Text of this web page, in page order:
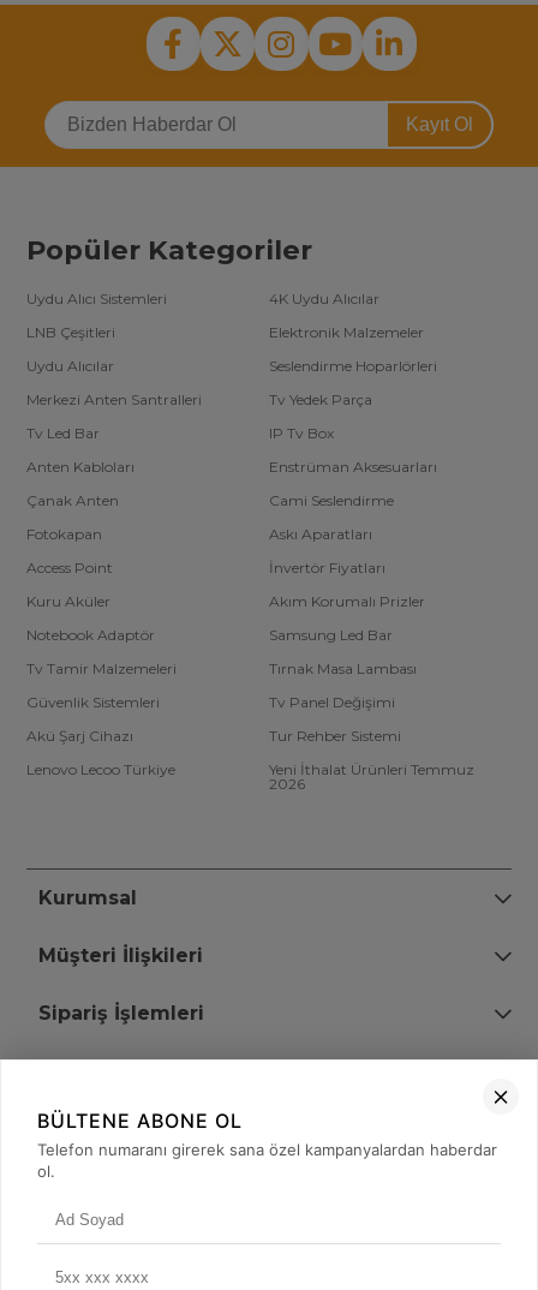
Kayıt Ol
Popüler Kategoriler
Uydu Alıcı Sistemleri
4K Uydu Alıcılar
LNB Çeşitleri
Elektronik Malzemeler
Uydu Alıcılar
Seslendirme Hoparlörleri
Merkezi Anten Santralleri
Tv Yedek Parça
Tv Led Bar
IP Tv Box
Anten Kabloları
Enstrüman Aksesuarları
Çanak Anten
Cami Seslendirme
Fotokapan
Askı Aparatları
Access Point
İnvertör Fiyatları
Kuru Aküler
Akım Korumalı Prizler
Notebook Adaptör
Samsung Led Bar
Tv Tamir Malzemeleri
Tırnak Masa Lambası
Güvenlik Sistemleri
Tv Panel Değişimi
Akü Şarj Cihazı
Tur Rehber Sistemi
Lenovo Lecoo Türkiye
Yeni İthalat Ürünleri Temmuz
2026
Kurumsal
Müşteri İlişkileri
Sipariş İşlemleri
+90 (850) 473 08 08
BÜLTENE ABONE OL
Telefon numaranı girerek sana özel kampanyalardan haberdar
ol.